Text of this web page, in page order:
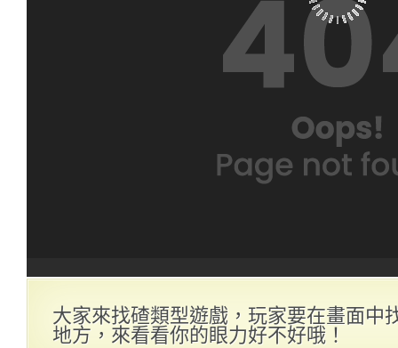
大家來找碴類型遊戲，玩家要在畫面中
地方，來看看你的眼力好不好哦！